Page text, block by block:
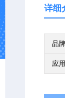
详细
品牌
应